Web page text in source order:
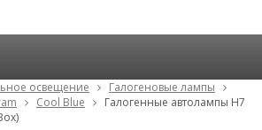
освещение
Галогеновые лампы
Cool Blue
Галогенные автолампы H7